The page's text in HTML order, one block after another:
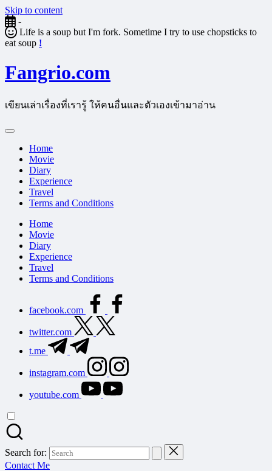
Skip to content
-
Life is a soup but I'm fork. Sometime I try to use chopsticks to
eat soup !
Fangrio.com
เขียนเล่าเรื่องที่เรารู้ ให้คนอื่นและตัวเองเข้ามาอ่าน
Home
Movie
Diary
Experience
Travel
Terms and Conditions
Home
Movie
Diary
Experience
Travel
Terms and Conditions
facebook.com
twitter.com
t.me
instagram.com
youtube.com
Search for:
Contact Me